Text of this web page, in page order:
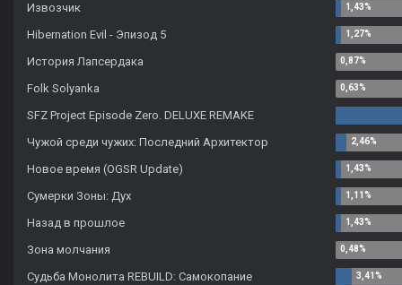
Извозчик
Hibernation Evil - Эпизод 5
История Лапсердака
Folk Solyanka
SFZ Project Episode Zero. DELUXE REMAKE
Чужой среди чужих: Последний Архитектор
Новое время (OGSR Update)
Сумерки Зоны: Дух
Назад в прошлое
Зона молчания
Судьба Монолита REBUILD: Самокопание